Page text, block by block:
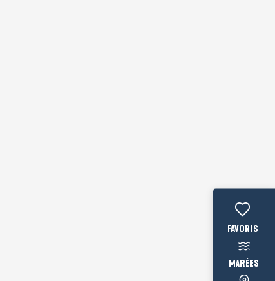
Voir les
MARÉES